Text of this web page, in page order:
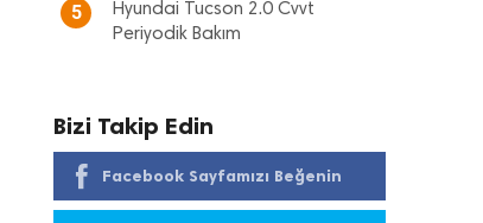
5
Hyundai Tucson 2.0 Cvvt
Periyodik Bakım
Bizi Takip Edin
Facebook Sayfamızı Beğenin